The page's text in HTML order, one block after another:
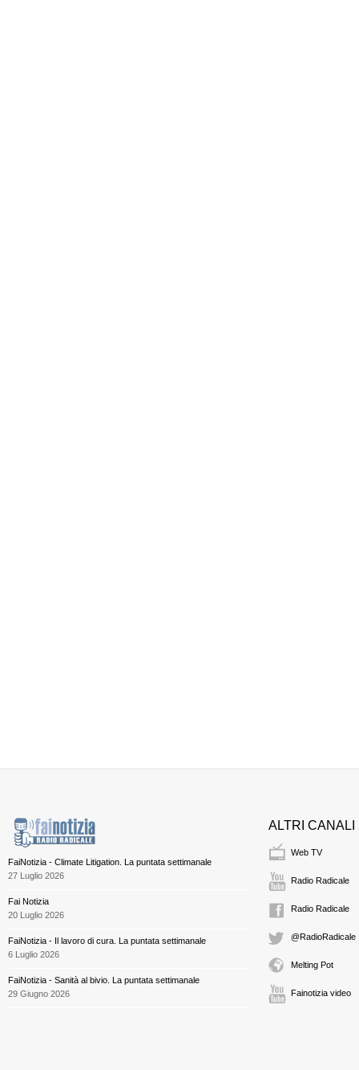
FaiNotizia - Climate Litigation. La puntata settimanale
27 Luglio 2026
Fai Notizia
20 Luglio 2026
FaiNotizia - Il lavoro di cura. La puntata settimanale
6 Luglio 2026
FaiNotizia - Sanità al bivio. La puntata settimanale
29 Giugno 2026
ALTRI CANALI
Web TV
Radio Radicale
Radio Radicale
@RadioRadicale
Melting Pot
Fainotizia video